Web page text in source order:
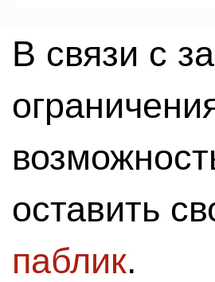
В связи с
оставить
паблик.